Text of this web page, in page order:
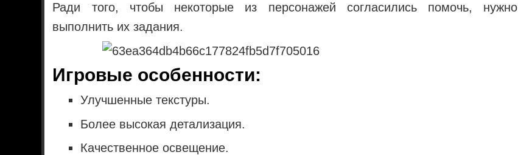
Ради того, чтобы некоторые из персонажей согласились помочь, нужно
выполнить их задания.
Игровые особенности:
Улучшенные текстуры.
Более высокая детализация.
Качественное освещение.